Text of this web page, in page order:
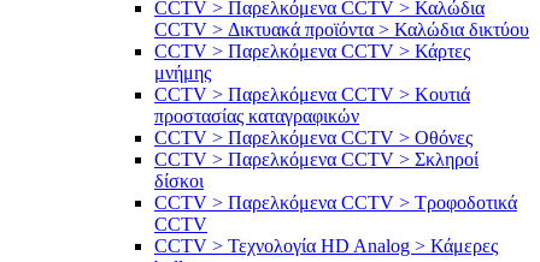
CCTV > Παρελκόμενα CCTV > Καλώδια
CCTV > Δικτυακά προϊόντα > Καλώδια δικτύου
CCTV > Παρελκόμενα CCTV > Κάρτες
μνήμης
CCTV > Παρελκόμενα CCTV > Κουτιά
προστασίας καταγραφικών
CCTV > Παρελκόμενα CCTV > Οθόνες
CCTV > Παρελκόμενα CCTV > Σκληροί
δίσκοι
CCTV > Παρελκόμενα CCTV > Τροφοδοτικά
CCTV
CCTV > Τεχνολογία HD Analog > Κάμερες